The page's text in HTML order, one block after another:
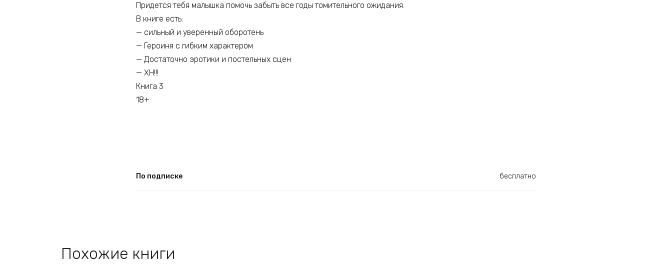
Придется тебя малышка помочь забыть все годы томительного ожидания.
В книге есть:
— сильный и уверенный оборотень
— Героиня с гибким характером
— Достаточно эротики и постельных сцен
— ХН!!!
Книга 3
18+
По подписке бесплатно
Похожие книги